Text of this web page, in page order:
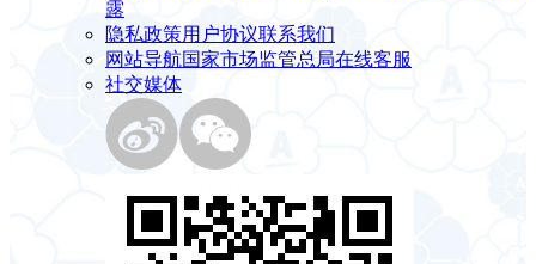
露
隐私政策用户协议联系我们
网站导航国家市场监管总局在线客服
社交媒体